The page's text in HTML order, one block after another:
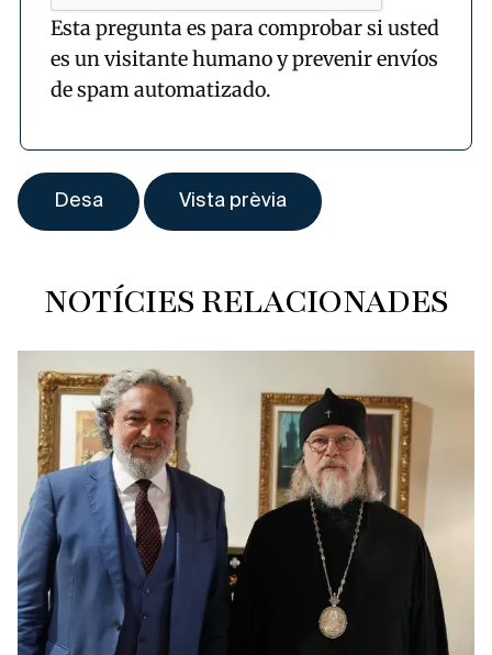
Esta pregunta es para comprobar si usted
es un visitante humano y prevenir envíos
de spam automatizado.
NOTÍCIES RELACIONADES